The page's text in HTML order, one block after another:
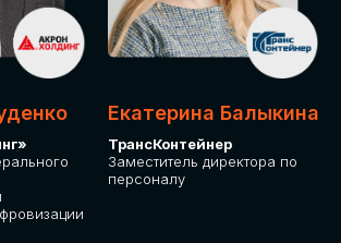
Екатерина Балыкина
ТрансКонтейнер
Заместитель директора по
персоналу